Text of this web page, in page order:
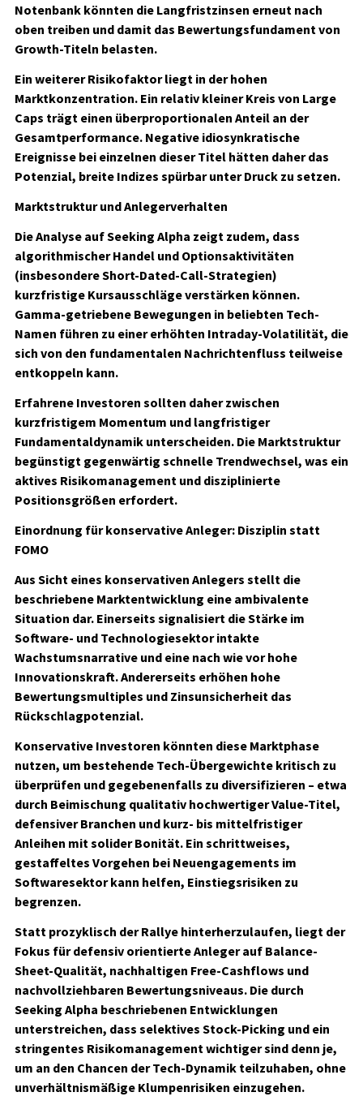
Notenbank könnten die Langfristzinsen erneut nach
oben treiben und damit das Bewertungsfundament von
Growth-Titeln belasten.
Ein weiterer Risikofaktor liegt in der hohen
Marktkonzentration. Ein relativ kleiner Kreis von Large
Caps trägt einen überproportionalen Anteil an der
Gesamtperformance. Negative idiosynkratische
Ereignisse bei einzelnen dieser Titel hätten daher das
Potenzial, breite Indizes spürbar unter Druck zu setzen.
Marktstruktur und Anlegerverhalten
Die Analyse auf Seeking Alpha zeigt zudem, dass
algorithmischer Handel und Optionsaktivitäten
(insbesondere Short-Dated-Call-Strategien)
kurzfristige Kursausschläge verstärken können.
Gamma-getriebene Bewegungen in beliebten Tech-
Namen führen zu einer erhöhten Intraday-Volatilität, die
sich von den fundamentalen Nachrichtenfluss teilweise
entkoppeln kann.
Erfahrene Investoren sollten daher zwischen
kurzfristigem Momentum und langfristiger
Fundamentaldynamik unterscheiden. Die Marktstruktur
begünstigt gegenwärtig schnelle Trendwechsel, was ein
aktives Risikomanagement und disziplinierte
Positionsgrößen erfordert.
Einordnung für konservative Anleger: Disziplin statt
FOMO
Aus Sicht eines konservativen Anlegers stellt die
beschriebene Marktentwicklung eine ambivalente
Situation dar. Einerseits signalisiert die Stärke im
Software- und Technologiesektor intakte
Wachstumsnarrative und eine nach wie vor hohe
Innovationskraft. Andererseits erhöhen hohe
Bewertungsmultiples und Zinsunsicherheit das
Rückschlagpotenzial.
Konservative Investoren könnten diese Marktphase
nutzen, um bestehende Tech-Übergewichte kritisch zu
überprüfen und gegebenenfalls zu diversifizieren – etwa
durch Beimischung qualitativ hochwertiger Value-Titel,
defensiver Branchen und kurz- bis mittelfristiger
Anleihen mit solider Bonität. Ein schrittweises,
gestaffeltes Vorgehen bei Neuengagements im
Softwaresektor kann helfen, Einstiegsrisiken zu
begrenzen.
Statt prozyklisch der Rallye hinterherzulaufen, liegt der
Fokus für defensiv orientierte Anleger auf Balance-
Sheet-Qualität, nachhaltigen Free-Cashflows und
nachvollziehbaren Bewertungsniveaus. Die durch
Seeking Alpha beschriebenen Entwicklungen
unterstreichen, dass selektives Stock-Picking und ein
stringentes Risikomanagement wichtiger sind denn je,
um an den Chancen der Tech-Dynamik teilzuhaben, ohne
unverhältnismäßige Klumpenrisiken einzugehen.